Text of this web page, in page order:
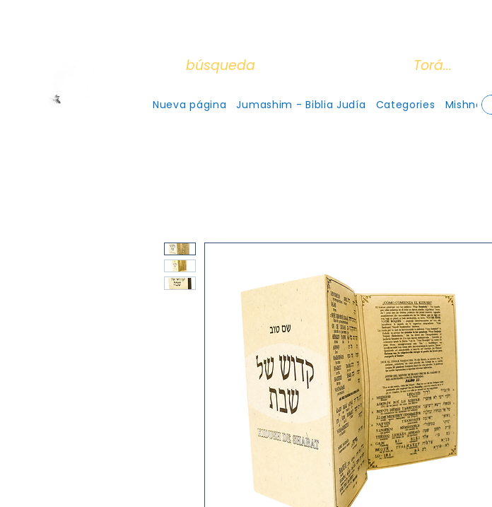
búsqueda Torá...
Nueva página Jumashim - Biblia Judía Categories Mishna